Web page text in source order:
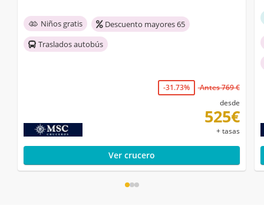
Niños gratis
Descuento mayores 65
Traslados autobús
-31.73%
Antes 769 €
desde
525€
+ tasas
Ver crucero